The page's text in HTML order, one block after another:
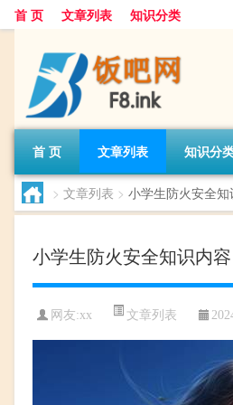
首 页 文章列表 知识分类
首 页 文章列表 知识分
> 文章列表 > 小学生防火安全知
小学生防火安全知识内
网友:xx 文章列表